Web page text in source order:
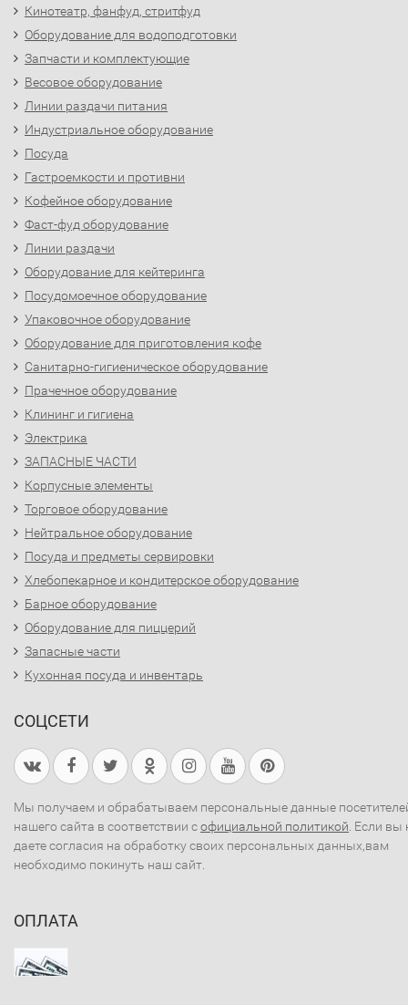
Кинотеатр, фанфуд, стритфуд
Оборудование для водоподготовки
Запчасти и комплектующие
Весовое оборудование
Линии раздачи питания
Индустриальное оборудование
Посуда
Гастроемкости и противни
Кофейное оборудование
Фаст-фуд оборудование
Линии раздачи
Оборудование для кейтеринга
Посудомоечное оборудование
Упаковочное оборудование
Оборудование для приготовления кофе
Санитарно-гигиеническое оборудование
Прачечное оборудование
Клининг и гигиена
Электрика
ЗАПАСНЫЕ ЧАСТИ
Корпусные элементы
Торговое оборудование
Нейтральное оборудование
Посуда и предметы сервировки
Хлебопекарное и кондитерское оборудование
Барное оборудование
Оборудование для пиццерий
Запасные части
Кухонная посуда и инвентарь
СОЦСЕТИ
Мы получаем и обрабатываем персональные данные
нашего сайта в соответствии софициальной политикой. Если вы
даете согласия на обработку своих персональных данных,вам
необходимо покинуть наш сайт.
ОПЛАТА